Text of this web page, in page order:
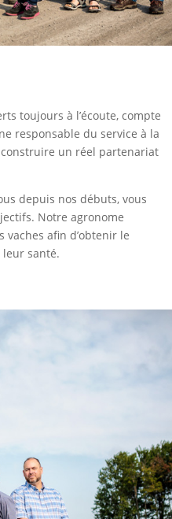
toujours à l’écoute, compte
responsable du service à la
un réel partenariat
depuis nos débuts, vous
Notre agronome
afin d’obtenir le
santé.